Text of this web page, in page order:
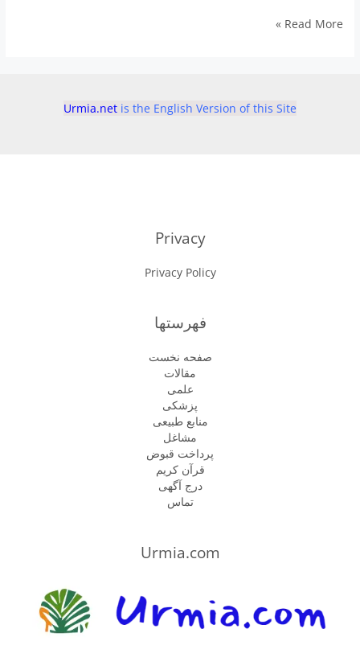
superfoods
Read More »
Urmia.net is the English Version of this Site
Privacy
Privacy Policy
فهرستها
صفحه نخست
مقالات
علمی
پزشكى
منابع طبیعی
مشاغل
پرداخت قبوض
قرآن کریم
درج آگهی
تماس
Urmia.com